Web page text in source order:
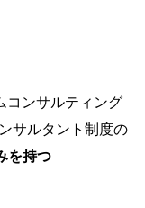
コンサルティング
サルタント制度の
を持つ